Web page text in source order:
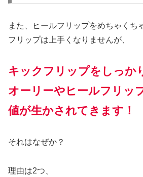
また、ヒールフリップをめちゃくち
フリップは上手くなりませんが、
キックフリップをしっか
オーリーやヒールフリッ
値が生かされてきます！
それはなぜか？
理由は2つ、